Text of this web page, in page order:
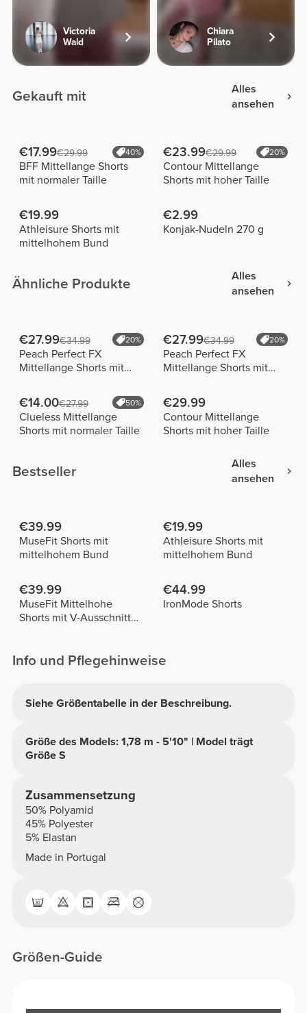
Victoria
Wald
Chiara
Pilato
Gekauft mit
Alles
ansehen
€17.99€29.99 40%
BFF Mittellange Shorts
mit normaler Taille
€23.99€29.99 20%
Contour Mittellange
Shorts mit hoher Taille
€19.99
Athleisure Shorts mit
mittelhohem Bund
€2.99
Konjak-Nudeln 270 g
Ähnliche Produkte
Alles
ansehen
€27.99€34.99 20%
Peach Perfect FX
Mittellange Shorts mit
€27.99€34.99 20%
Peach Perfect FX
Mittellange Shorts mit
€14.00€27.99 50%
Clueless Mittellange
Shorts mit normaler Taille
€29.99
Contour Mittellange
Shorts mit hoher Taille
Bestseller
Alles
ansehen
€39.99
MuseFit Shorts mit
mittelhohem Bund
€19.99
Athleisure Shorts mit
mittelhohem Bund
€39.99
MuseFit Mittelhohe
Shorts mit V-Ausschnitt
€44.99
IronMode Shorts
Info und Pflegehinweise
Siehe Größentabelle in der Beschreibung.
Größe des Models: 1,78 m - 5'10" | Model trägt
Größe S
Zusammensetzung
50% Polyamid
45% Polyester
5% Elastan
Made in Portugal
Größen-Guide